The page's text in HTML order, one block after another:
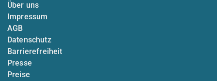
Über uns
Impressum
AGB
Datenschutz
Barrierefreiheit
Presse
Preise